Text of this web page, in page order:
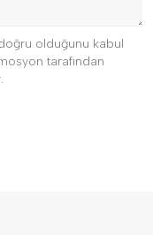
olduğunu kabul
tarafından